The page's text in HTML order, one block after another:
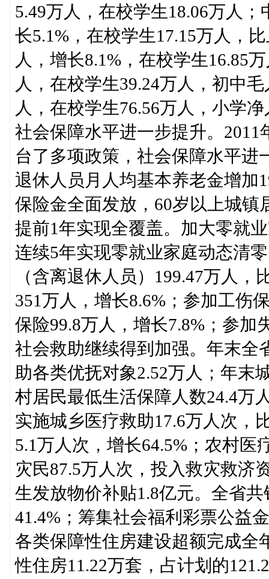
5.49万人，在校学生18.06万人
长5.1%，在校学生17.15万人，
人，增长8.1%，在校学生16.85
人，在校学生39.24万人，初中
人，在校学生76.56万人，小学
社会保障水平进一步提升。
台了多项政策，社会保障水平进
退休人员月人均基本养老金增加
保险金全面发放，60岁以上城镇
提前1年实现全覆盖。加大零就
连续5年实现零就业家庭动态清
（含离退休人员）199.47万人
351万人，增长8.6%；参加工伤
保险99.8万人，增长7.8%；参加
社会救助继续得到加强。年末全
助各类优抚对象2.52万人；年末
村居民最低生活保障人数24.4万
实施城乡医疗救助17.6万人次，
5.1万人次，增长64.5%；农村医
灾民87.5万人次，投入救灾救济
生发放物价补贴1.8亿元。全省
41.4%；筹集社会福利彩票公益
各类保障性住房建设超额完成全
性住房11.22万套，占计划的